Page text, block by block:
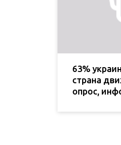
63%
страна
опрос,